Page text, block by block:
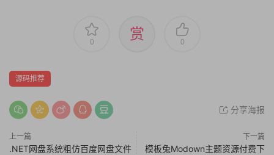
0 赏 0
源码推荐
分享海报
上一篇
.NET网盘系统粗仿百度网盘文件
下一篇
模板兔Modown主题资源付费下